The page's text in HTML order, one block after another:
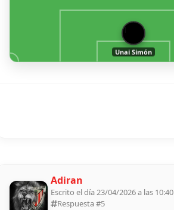
1
Unai Simón
Adiran
Escrito el día 23/04/2026 a las 10:40
Respuesta #5